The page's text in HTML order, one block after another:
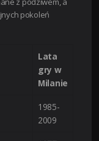
pokoleń
Lata
gry w
Milanie
1985-
2009